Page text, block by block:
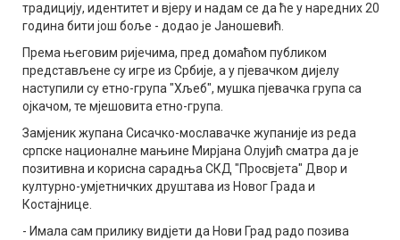
традицију, идентитет и вјеру и надам се да ће у наредних 20
година бити још боље - додао је Јаношевић.
Према његовим ријечима, пред домаћом публиком
представљене су игре из Србије, а у пјевачком дијелу
наступили су етно-група "Хљеб", мушка пјевачка група са
ојкачом, те мјешовита етно-група.
Замјеник жупана Сисачко-мославачке жупаније из реда
српске националне мањине Мирјана Олујић сматра да је
позитивна и корисна сарадња СКД "Просвјета" Двор и
културно-умјетничких друштава из Новог Града и
Костајнице.
- Имала сам прилику видјети да Нови Град радо позива